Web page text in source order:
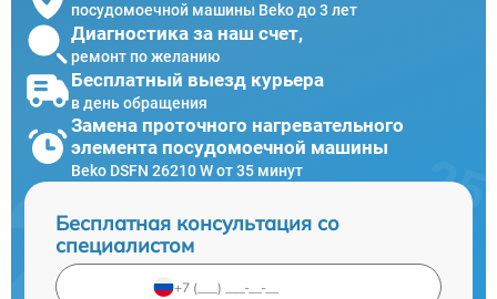
посудомоечной машины Beko до 3 лет
Диагностика за наш счет,
ремонт по желанию
Бесплатный выезд курьера
в день обращения
Замена проточного нагревательного
элемента посудомоечной машины
Beko DSFN 26210 W от 35 минут
Бесплатная консультация со
специалистом